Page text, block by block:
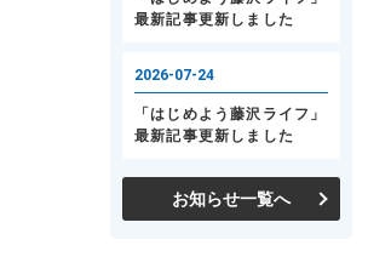
お知らせ一覧へ